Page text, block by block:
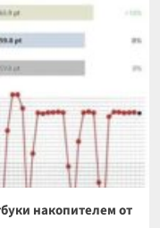
накопителем от